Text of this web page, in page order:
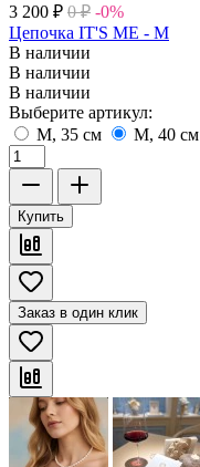
3 200 ₽ 0 ₽ -0%
Цепочка IT'S ME - M
В наличии
В наличии
В наличии
Выберите артикул:
M, 35 см
M, 40 см
Купить
Заказ в один клик